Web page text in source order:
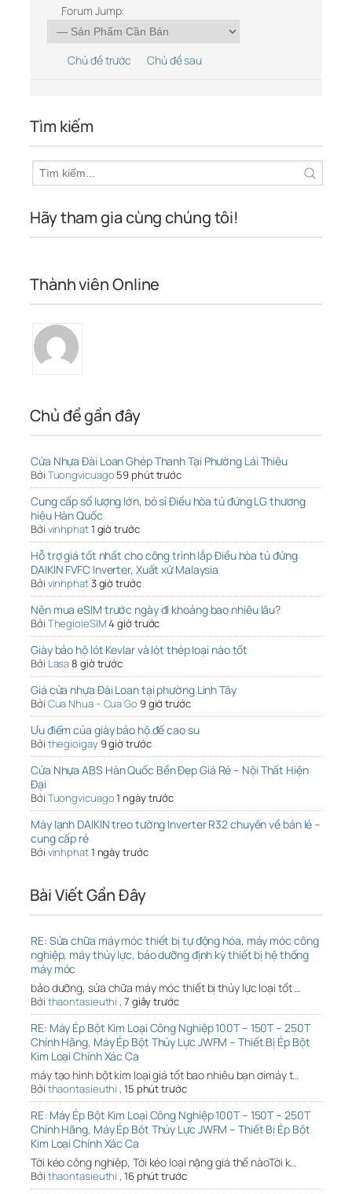
Forum Jump:
Chủ đề trước Chủ đề sau
Tìm kiếm
Hãy tham gia cùng chúng tôi!
Thành viên Online
Chủ đề gần đây
Cửa Nhựa Đài Loan Ghép Thanh Tại Phường Lái Thiêu
Bởi Tuongvicuago 59 phút trước
Cung cấp số lượng lớn, bỏ sỉ Điều hòa tủ đứng LG thương
hiệu Hàn Quốc
Bởi vinhphat1 giờ trước
Hỗ trợ giá tốt nhất cho công trình lắp Điều hòa tủ đứng
DAIKIN FVFC Inverter, Xuất xứ Malaysia
Bởi vinhphat3 giờ trước
Nên mua eSIM trước ngày đi khoảng bao nhiêu lâu?
Bởi ThegioieSIM4 giờ trước
Giày bảo hộ lót Kevlar và lót thép loại nào tốt
Bởi Lasa8 giờ trước
Giá cửa nhựa Đài Loan tại phường Linh Tây
Bởi Cua Nhua – Cua Go 9 giờ trước
Ưu điểm của giày bảo hộ đế cao su
Bởi thegioigay9 giờ trước
Cửa Nhựa ABS Hàn Quốc Bền Đẹp Giá Rẻ – Nội Thất Hiện
Đại
Bởi Tuongvicuago1 ngày trước
Máy lạnh DAIKIN treo tường Inverter R32 chuyên về bán lẻ –
cung cấp rẻ
Bởi vinhphat1 ngày trước
Bài Viết Gần Đây
RE: Sửa chữa máy móc thiết bị tự động hóa, máy móc công
nghiệp, máy thủy lực, bảo dưỡng định kỳ thiết bị hệ thống
máy móc
bảo dưỡng, sửa chữa máy móc thiết bị thủy lực loại tốt …
Bởi thaontasieuthi , 7 giây trước
RE: Máy Ép Bột Kim Loại Công Nghiệp 100T – 150T – 250T
Chính Hãng, Máy Ép Bột Thủy Lực JWFM – Thiết Bị Ép Bột
Kim Loại Chính Xác Ca
máy tạo hình bột kim loại giá tốt bao nhiêu bạn ơimáy t…
Bởi thaontasieuthi , 15 phút trước
RE: Máy Ép Bột Kim Loại Công Nghiệp 100T – 150T – 250T
Chính Hãng, Máy Ép Bột Thủy Lực JWFM – Thiết Bị Ép Bột
Kim Loại Chính Xác Ca
Tời kéo công nghiệp, Tới kéo loại nặng giá thế nàoTời k…
Bởi thaontasieuthi , 16 phút trước